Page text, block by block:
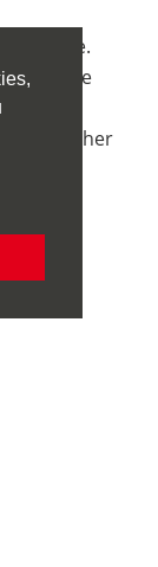
häuslicher
nach